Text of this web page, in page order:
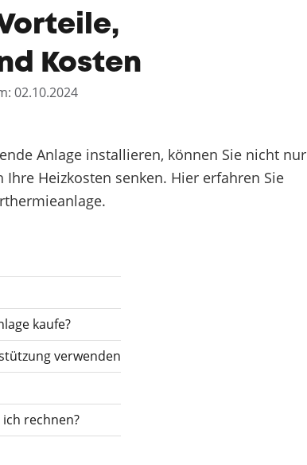
Kosten
02.10.2024
Anlage installieren, können Sie nicht nur
Heizkosten senken. Hier erfahren Sie
kaufe?
verwenden
rechnen?